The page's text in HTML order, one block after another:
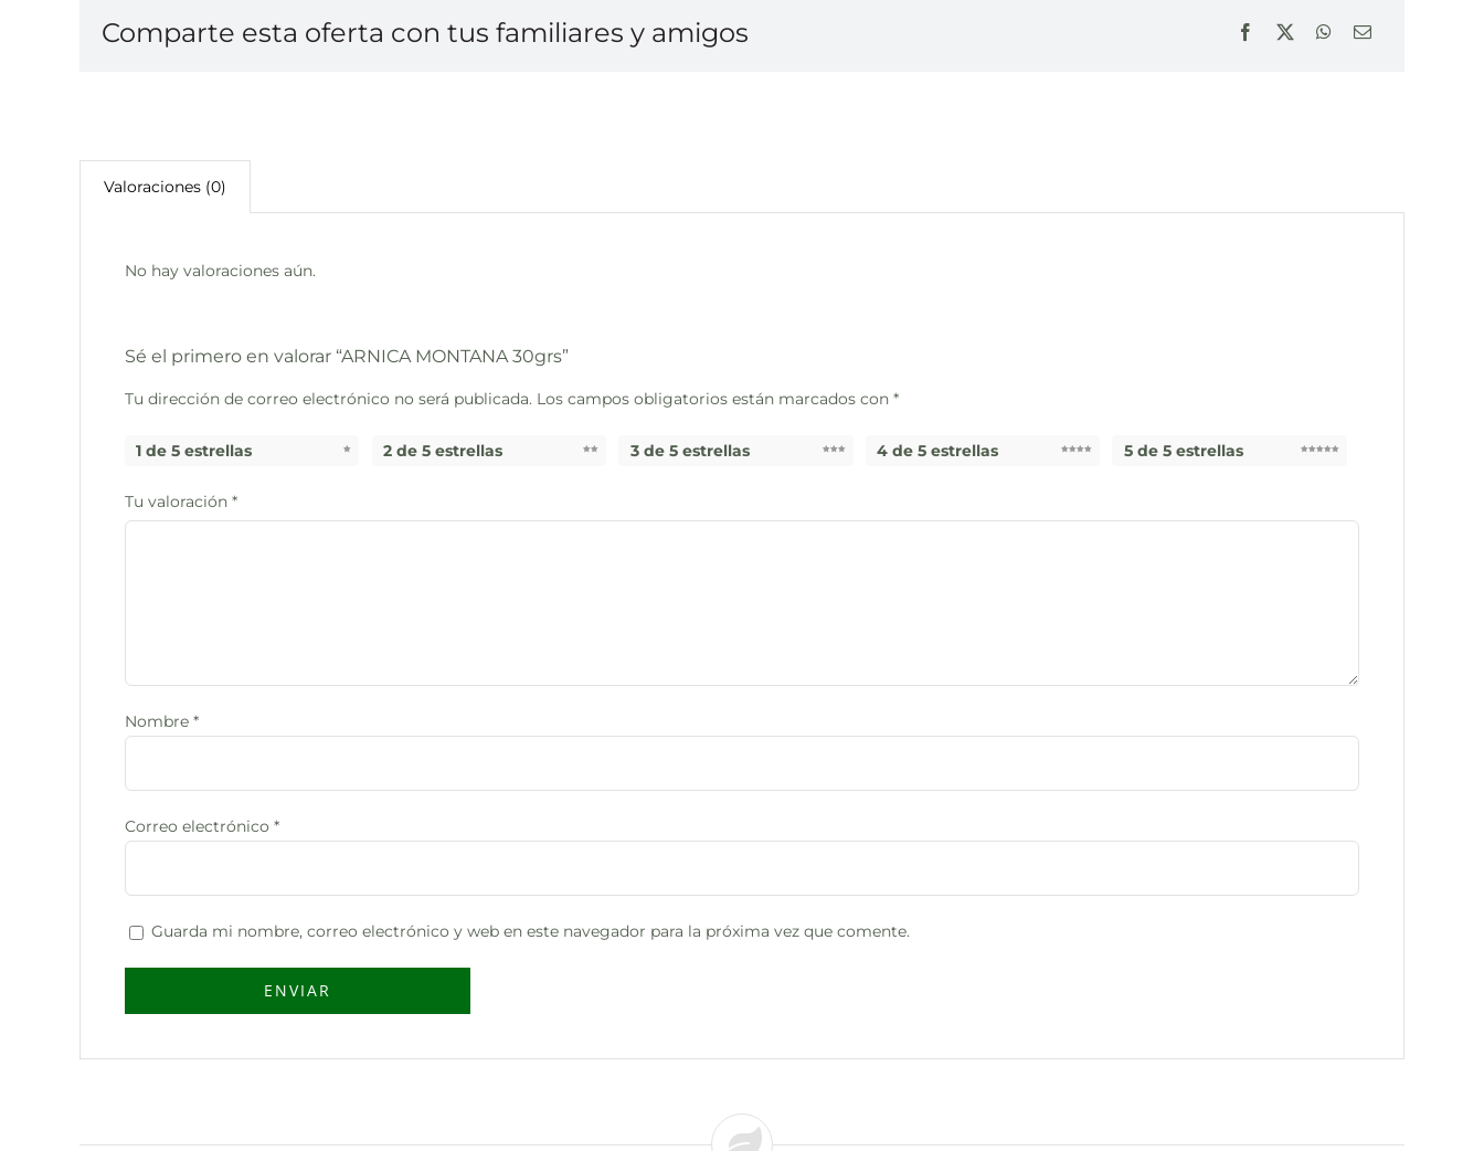
Comparte esta oferta con tus familiares y amigos
Valoraciones (0)
No hay valoraciones aún.
Sé el primero en valorar “ARNICA MONTANA 30grs”
Tu dirección de correo electrónico no será publicada. Los campos obligatorios están marcados con *
1 de 5 estrellas 2 de 5 estrellas 3 de 5 estrellas 4 de 5 estrellas 5 de 5 estrellas
Tu valoración *
Nombre *
Correo electrónico *
Guarda mi nombre, correo electrónico y web en este navegador para la próxima vez que comente.